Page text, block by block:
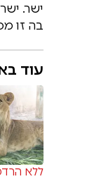
ישר.
בה זו
עוד
ללא